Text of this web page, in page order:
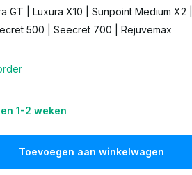
GT | Luxura X10 | Sunpoint Medium X2
500 | Seecret 700 | Rejuvemax
1-2 weken
Toevoegen aan winkelwagen